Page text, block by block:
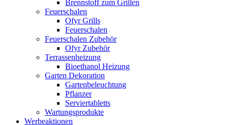
Brennstoff zum Grillen
Feuerschalen
Ofyr Grills
Feuerschalen
Feuerschalen Zubehör
Ofyr Zubehör
Terrassenheizung
Bioethanol Heizung
Garten Dekoration
Gartenbeleuchtung
Pflanzer
Serviertabletts
Wartungsprodukte
Werbeaktionen